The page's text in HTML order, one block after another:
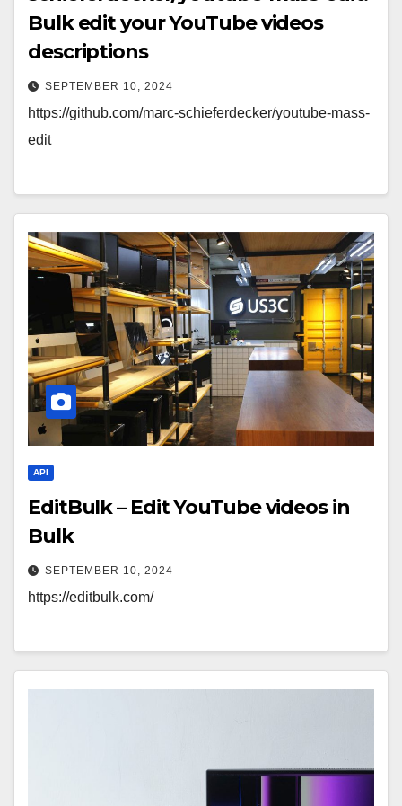
Bulk edit your YouTube videos
descriptions
SEPTEMBER 10, 2024
https://github.com/marc-schieferdecker/youtube-mass-
edit
API
EditBulk – Edit YouTube videos in
Bulk
SEPTEMBER 10, 2024
https://editbulk.com/